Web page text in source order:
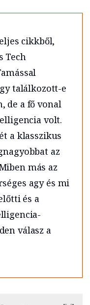
cikkből,
Tech
találkozott-e
de a fő vonal
volt.
a klasszikus
az
más az
agy és mi
és a
válasz a